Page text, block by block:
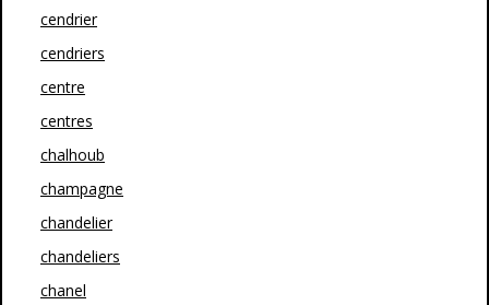
cendrier
cendriers
centre
centres
chalhoub
champagne
chandelier
chandeliers
chanel